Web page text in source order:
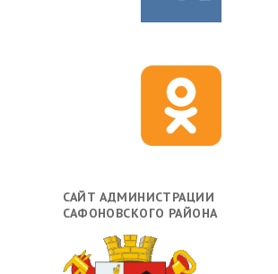
САЙТ АДМИНИСТРАЦИИ
САФОНОВСКОГО РАЙОНА